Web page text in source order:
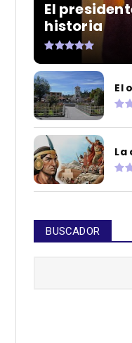
El
historia
El
La
BUSCADOR